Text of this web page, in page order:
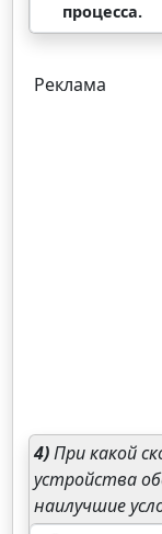
процесса.
Реклама
4)При какой
устройства
наилучшие